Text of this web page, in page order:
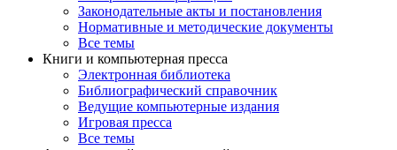
Законодательные акты и постановления
Нормативные и методические документы
Все темы
Книги и компьютерная пресса
Электронная библиотека
Библиографический справочник
Ведущие компьютерные издания
Игровая пресса
Все темы